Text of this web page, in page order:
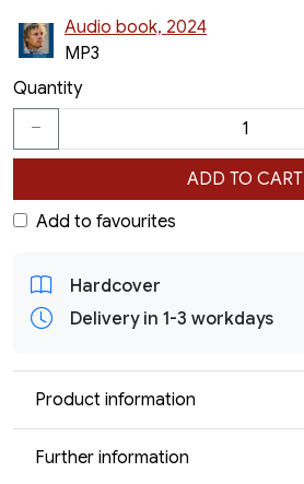
Audio book, 2024
MP3
Quantity
ADD TO CART
Add to favourites
Hardcover
Delivery in 1-3 workdays
Product information
Further information